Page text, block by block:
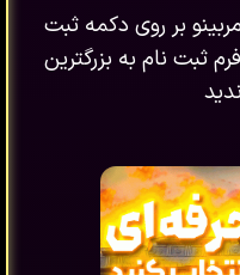
بر روی دکمه ثبت
ثبت نام به بزرگترین